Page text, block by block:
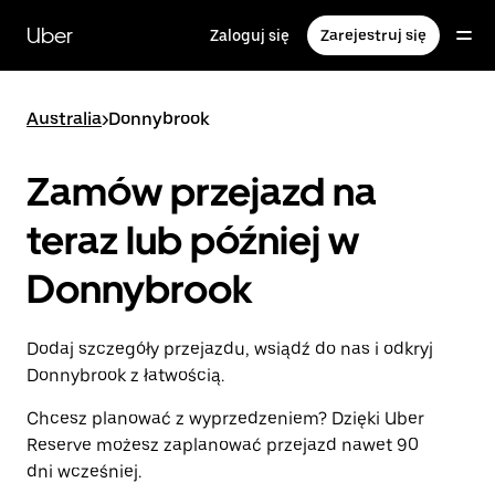
głównej
zawartości
Uber Zaloguj się Zarejestruj się
Australia>Donnybrook
Zamów przejazd na
teraz lub później w
Donnybrook
Dodaj szczegóły przejazdu, wsiądź do nas i odkryj
Donnybrook z łatwością.
Chcesz planować z wyprzedzeniem? Dzięki Uber
Reserve możesz zaplanować przejazd nawet 90
dni wcześniej.